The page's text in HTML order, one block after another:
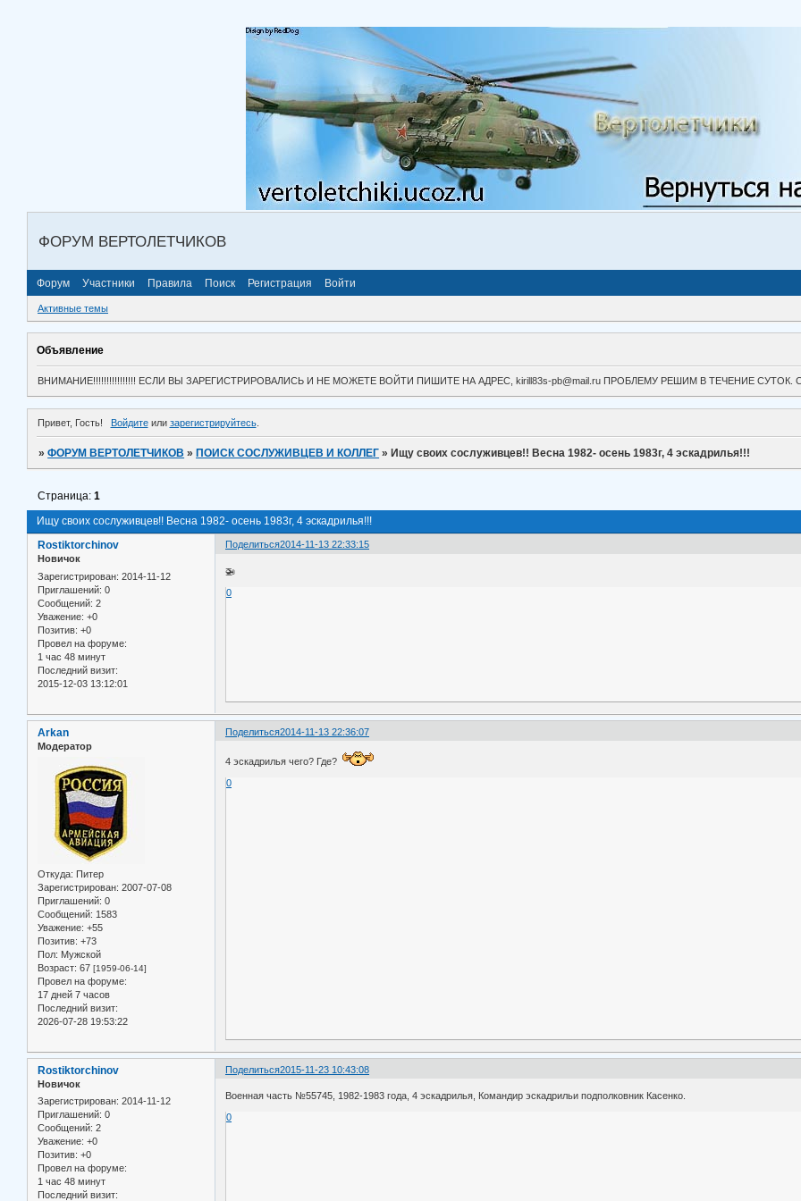
ФОРУМ ВЕРТОЛЕТЧИКОВ
Форум Участники Правила Поиск Регистрация Войти
Активные темы
Объявление
ВНИМАНИЕ!!!!!!!!!!!!!!!! ЕСЛИ ВЫ ЗАРЕГИСТРИРОВАЛИСЬ И НЕ МОЖЕТЕ ВОЙТИ ПИШИТЕ НА АДРЕС, kirill83s-pb@mail.ru ПРОБЛЕМУ РЕШИМ В ТЕЧЕНИЕ
Привет, Гость! Войдитеили зарегистрируйтесь.
»ФОРУМ ВЕРТОЛЕТЧИКОВ » ПОИСК СОСЛУЖИВЦЕВ И КОЛЛЕГ » Ищу своих сослуживцев!! Весна 1982- осень 1983г, 4 эскадрилья!!!
Ищу своих сослуживцев!! Весна 1982- осень 1983г, 4 эскадрилья!!!
Страница:1
Поделиться2014-11-13 22:33:15
Rostiktorchinov
Новичок
Зарегистрирован: 2014-11-12
Приглашений: 0
Сообщений: 2
Уважение: +0
Позитив: +0
Провел на форуме:
1 час 48 минут
Последний визит:
2015-12-03 13:12:01
🚁
0
Поделиться2014-11-13 22:36:07
Arkan
Модератор
Откуда: Питер
Зарегистрирован: 2007-07-08
Приглашений: 0
Сообщений: 1583
Уважение: +55
Позитив: +73
Пол: Мужской
Возраст: 67 [1959-06-14]
Провел на форуме:
17 дней 7 часов
Последний визит:
2026-07-28 19:53:22
4 эскадрилья чего? Где?
0
Поделиться2015-11-23 10:43:08
Rostiktorchinov
Новичок
Зарегистрирован: 2014-11-12
Приглашений: 0
Сообщений: 2
Уважение: +0
Позитив: +0
Провел на форуме:
1 час 48 минут
Последний визит:
Военная часть №55745, 1982-1983 года, 4 эскадрилья, Командир эскадрильи подполковник Касенко.
0